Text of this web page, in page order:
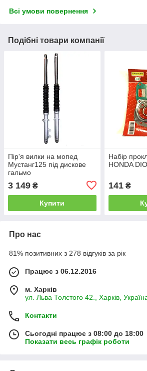
Всі умови повернення
Подібні товари компанії
Пір'я вилки на мопед
Мустанг125 під дискове
гальмо
3 149 ₴
Купити
Набір
HONDA
141₴
Про нас
81% позитивних з 278 відгуків за рік
Працює з 06.12.2016
м. Харків
ул. Льва Толстого 42., Харків,
Контакти
Сьогодні працює з 08:00 до 18:00
Показати весь графік роботи